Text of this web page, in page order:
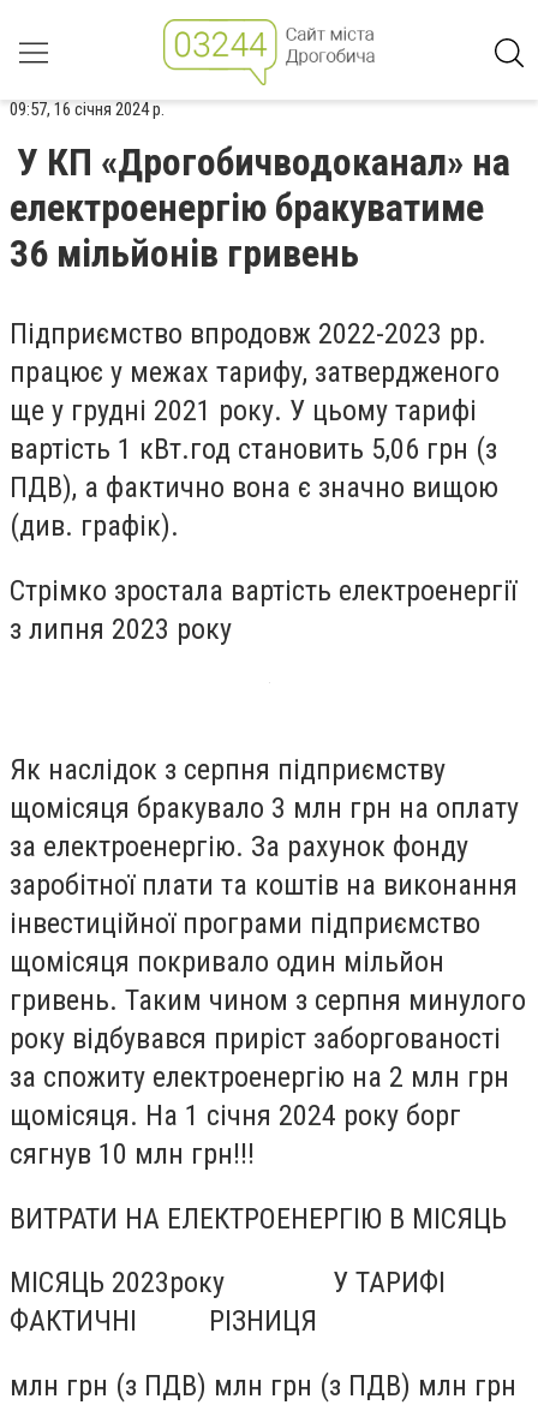
09:57, 16 січня 2024 р.
У КП «Дрогобичводоканал» на
електроенергію бракуватиме
36 мільйонів гривень
Підприємство впродовж 2022-2023 рр.
працює у межах тарифу, затвердженого
ще у грудні 2021 року. У цьому тарифі
вартість 1 кВт.год становить 5,06 грн (з
ПДВ), а фактично вона є значно вищою
(див. графік).
Стрімко зростала вартість електроенергії
з липня 2023 року
Як наслідок з серпня підприємству
щомісяця бракувало 3 млн грн на оплату
за електроенергію. За рахунок фонду
заробітної плати та коштів на виконання
інвестиційної програми підприємство
щомісяця покривало один мільйон
гривень. Таким чином з серпня минулого
року відбувався приріст заборгованості
за спожиту електроенергію на 2 млн грн
щомісяця. На 1 січня 2024 року борг
сягнув 10 млн грн!!!
ВИТРАТИ НА ЕЛЕКТРОЕНЕРГІЮ В МІСЯЦЬ
МІСЯЦЬ 2023року У ТАРИФІ
ФАКТИЧНІ РІЗНИЦЯ
млн грн (з ПДВ) млн грн (з ПДВ) млн грн